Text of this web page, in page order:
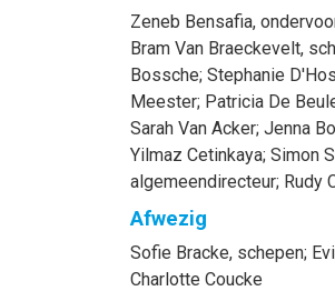
Zeneb Bensafia,
Bram Van Braeckevelt,
Bossche; Stephanie
Meester; Patricia De
Sarah Van Acker; Jenna
Yilmaz Cetinkaya; Simon
algemeendirecteur; Rudy
Afwezig
Sofie Bracke, schepen;
Charlotte Coucke